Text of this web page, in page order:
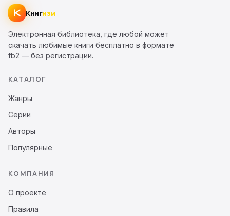
Книгизм
Электронная библиотека, где любой может
скачать любимые книги бесплатно в формате
fb2 — без регистрации.
КАТАЛОГ
Жанры
Серии
Авторы
Популярные
КОМПАНИЯ
О проекте
Правила